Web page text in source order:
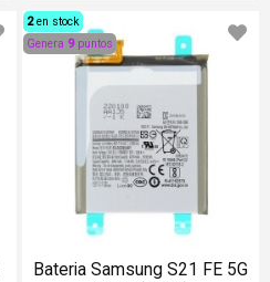
2en stock
Genera 9puntos
Bateria Samsung S21 FE 5G